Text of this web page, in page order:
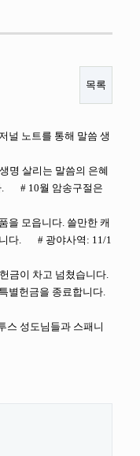
목록
널 노트를 통해 말씀 생
명 살리는 말씀의 은혜
. # 10월 암송구절은
을 모읍니다. 쓸만한 캐
니다. # 광야사역: 11/1
금이 차고 넘쳤습니다.
별헌금을 종료합니다.
스 성도님들과 스패니